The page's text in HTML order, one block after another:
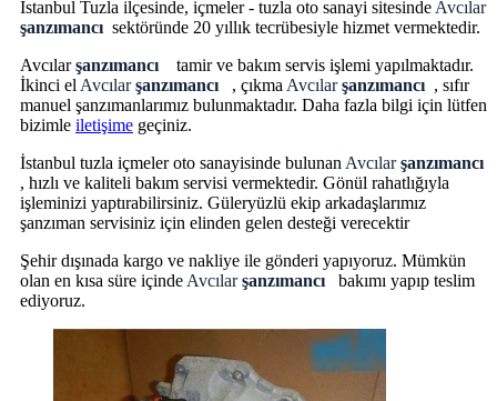
İstanbul Tuzla ilçesinde, içmeler - tuzla oto sanayi sitesinde Avcılar
şanzımancı sektöründe 20 yıllık tecrübesiyle hizmet vermektedir.
Avcılar şanzımancı
tamir ve bakım servis işlemi yapılmaktadır.
İkinci el Avcılarşanzımancı , çıkma Avcılarşanzımancı , sıfır
manuel şanzımanlarımız bulunmaktadır. Daha fazla bilgi için lütfen
bizimle iletişime geçiniz.
İstanbul tuzla içmeler oto sanayisinde bulunan Avcılarşanzımancı
, hızlı ve kaliteli bakım servisi vermektedir. Gönül rahatlığıyla
işleminizi yaptırabilirsiniz. Güleryüzlü ekip arkadaşlarımız
şanzıman servisiniz için elinden gelen desteği verecektir
Şehir dışınada kargo ve nakliye ile gönderi yapıyoruz. Mümkün
olan en kısa süre içinde Avcılarşanzımancı
bakımı yapıp teslim
ediyoruz.